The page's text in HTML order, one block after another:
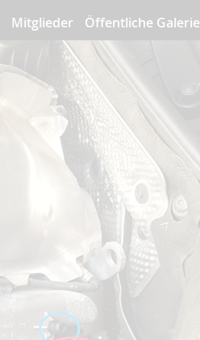
Mitglieder Öffentliche Galerie